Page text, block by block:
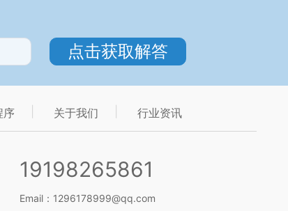
序 关于我们 行业资讯
19198265861
Email：1296178999@qq.com